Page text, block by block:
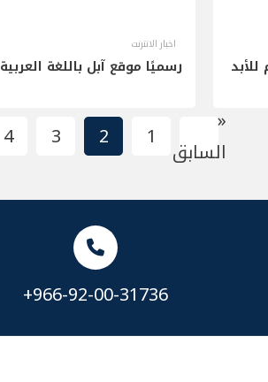
اخبار الانترنت
رسميًا موقع آبل باللغة العربية
«
السابق
1
2
3
4
+966-92-00-31736